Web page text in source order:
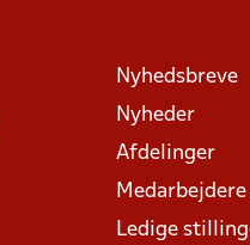
Nyhedsbreve
Nyheder
Afdelinger
Medarbejdere
Ledige